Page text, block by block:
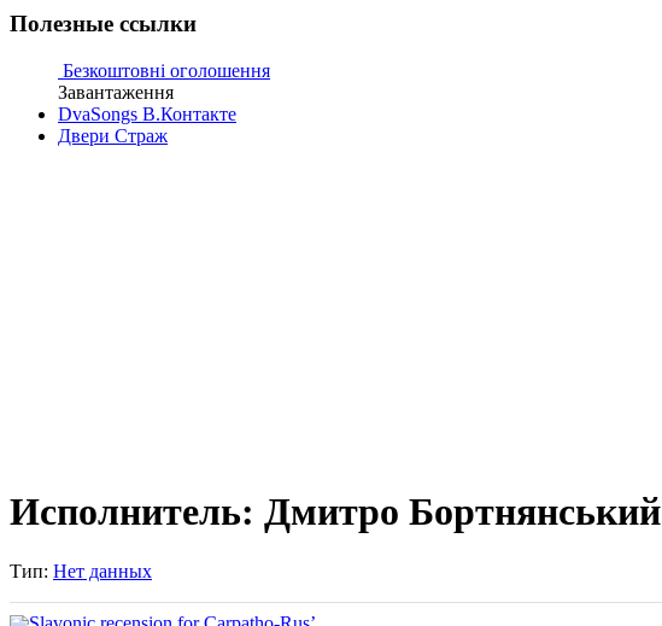
Полезные ссылки
Безкоштовні оголошення
Завантаження
DvaSongs В.Контакте
Двери Страж
Исполнитель: Дмитро Бортнянський
Тип: Нет данных